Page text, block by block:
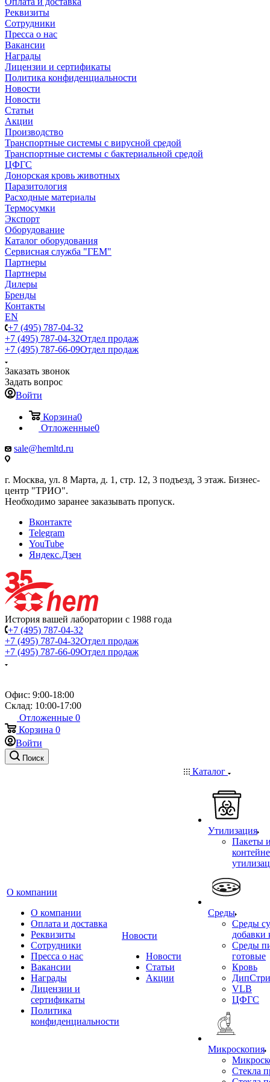
Реквизиты
Сотрудники
Пресса о нас
Вакансии
Награды
Лицензии и сертификаты
Политика конфиденциальности
Новости
Новости
Статьи
Акции
Производство
Транспортные системы с вирусной средой
Транспортные системы с бактериальной средой
ЦФГС
Донорская кровь животных
Паразитология
Расходные материалы
Термосумки
Экспорт
Оборудование
Каталог оборудования
Сервисная служба "ГЕМ"
Партнеры
Партнеры
Дилеры
Бренды
Контакты
EN
+7 (495) 787-04-32
+7 (495) 787-04-32Отдел продаж
+7 (495) 787-66-09Отдел продаж
Заказать звонок
Задать вопрос
Войти
Корзина0
Отложенные0
sale@hemltd.ru
г. Москва, ул. 8 Марта, д. 1, стр. 12, 3 подъезд, 3 этаж. Бизнес-
центр "ТРИО".
Необходимо заранее заказывать пропуск.
Вконтакте
Telegram
YouTube
Яндекс.Дзен
История вашей лаборатории с 1988 года
+7 (495) 787-04-32
+7 (495) 787-04-32Отдел продаж
+7 (495) 787-66-09Отдел продаж
Офис: 9:00-18:00
Склад: 10:00-17:00
Отложенные 0
Корзина 0
Войти
Поиск
О компании
О компании
Оплата и доставка
Реквизиты
Сотрудники
Пресса о нас
Вакансии
Награды
Лицензии и
сертификаты
Политика
конфиденциальности
Новости
Новости
Статьи
Акции
Каталог
Утилизация
Пакеты
Среды
Среды
добавки
Среды
готовые
Кровь
VLB
ЦФГС
Микроскопия
Стекла